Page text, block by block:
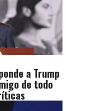
a Trump
de todo